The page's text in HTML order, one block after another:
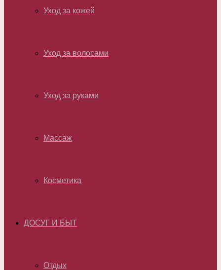
Уход за кожей
Уход за волосами
Уход за руками
Массаж
Косметика
ДОСУГ И БЫТ
Отдых